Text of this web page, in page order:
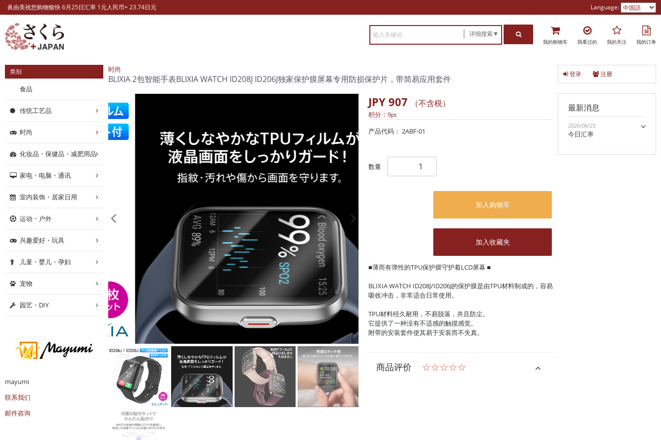
眞由美祝您购物愉快 6月25日汇率 1元人民币= 23.74日元 Language:
详细搜索▼
我的购物车 我看过的 我的关注 我的订单
时尚
BLIXIA 2包智能手表BLIXIA WATCH ID208J ID206J独家保护膜屏幕专用防损保护片，带简易应用套件
JPY 907 （不含税）
积分： 9pt
产品代码： 2ABF-01
数量
加入购物车
加入收藏夹
■薄而有弹性的TPU保护膜守护着LCD屏幕 ■
BLIXIA WATCH ID208J/ID206J的保护膜是由TPU材料制成的，容易
吸收冲击，非常适合日常使用。
TPU材料经久耐用，不易脱落，并且防尘。
它提供了一种没有不适感的触摸感觉。
附带的安装套件使其易于安装而不失真。
商品评价 ☆☆☆☆☆
类别
食品
传统工艺品
时尚
化妆品・保健品・减肥用品
家电・电脑・通讯
室内装饰・居家日用
运动・户外
兴趣爱好・玩具
儿童・婴儿・孕妇
宠物
园艺・DIY
mayumi
联系我们
邮件咨询
登录 注册
最新消息
2026/06/25
今日汇率